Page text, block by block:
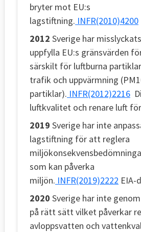
bryter mot EU:s
lagstiftning. INFR(2010)4200
2012 Sverige har
uppfylla EU:s gränsvärden
särskilt för luftburna
trafik och uppvärmning
partiklar). INFR(2012)2216
luftkvalitet och renare luft
2019 Sverige har inte
lagstiftning för att reglera
som kan påverka
miljön. INFR(2019)2222 EIA-
2020 Sverige har inte
på rätt sätt vilket påverkar
avloppsvatten och